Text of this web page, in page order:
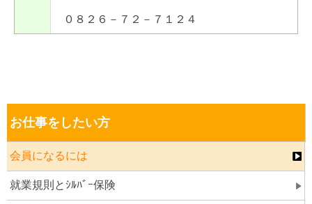
０８２６－７２－７１２４
お仕事をしたい方
会員になるには
就業規則とｼﾙﾊﾞｰ保険